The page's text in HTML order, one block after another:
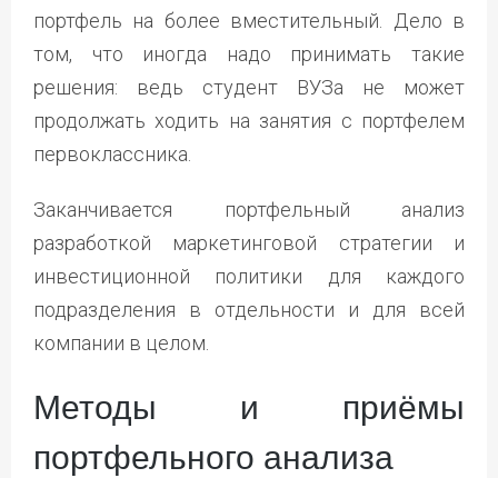
портфель на более вместительный. Дело в
том, что иногда надо принимать такие
решения: ведь студент ВУЗа не может
продолжать ходить на занятия с портфелем
первоклассника.
Заканчивается портфельный анализ
разработкой маркетинговой стратегии и
инвестиционной политики для каждого
подразделения в отдельности и для всей
компании в целом.
Методы и приёмы
портфельного анализа